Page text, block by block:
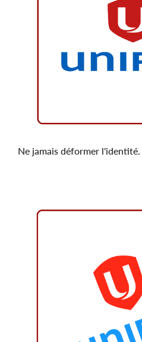
Ne jamais déformer l'identité.